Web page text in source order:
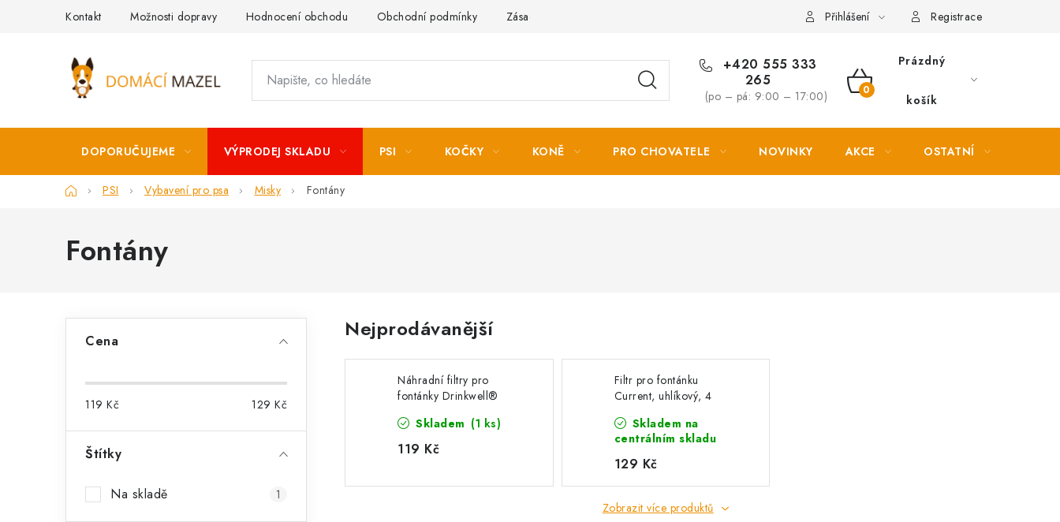
Kontakt Možnosti dopravy Hodnocení obchodu Obchodní podmínky Zásady zpracování osobních údajů Přihlášení Registrace
+420 555 333
265
(po – pá: 9:00 – 17:00)
NÁKUPNÍ
Prázdný
košík
DOPORUČUJEME VÝPRODEJ SKLADU PSI KOČKY KONĚ PRO CHOVATELE NOVINKY AKCE OSTATNÍ
DomůPSI Vybavení pro psa Misky Fontány
Fontány
t
n
Cena
119 Kč 129 Kč
Štítky
Na skladě 1
Nejprodávanější
Náhradní filtry pro
fontánky Drinkwell®
balení)Skladem (1 ks)
119 Kč
Filtr pro fontánku
Current, uhlíkový, 4
Skladem na
centrálním skladu
129 Kč
Zobrazit více produktů